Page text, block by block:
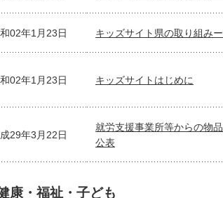
02年1月23日 キッズサイト県の取り組みー
02年1月23日 キッズサイトはじめに
29年3月22日
就労支援事業所等からの物
公表
康・福祉・子ども